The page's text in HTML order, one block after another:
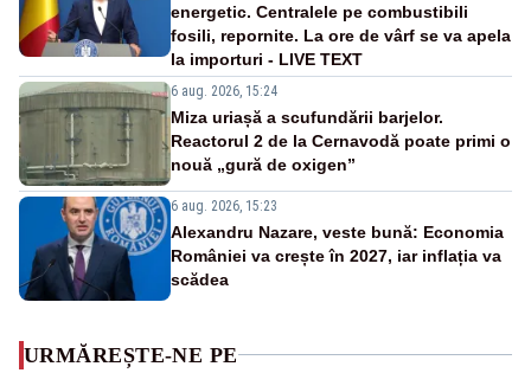
energetic. Centralele pe combustibili
fosili, repornite. La ore de vârf se va apela
la importuri - LIVE TEXT
6 aug. 2026, 15:24
Miza uriașă a scufundării barjelor.
Reactorul 2 de la Cernavodă poate primi o
nouă „gură de oxigen”
6 aug. 2026, 15:23
Alexandru Nazare, veste bună: Economia
României va crește în 2027, iar inflația va
scădea
URMĂREȘTE-NE PE